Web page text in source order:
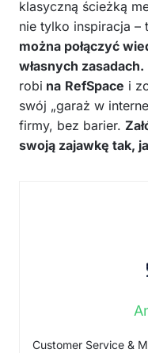
klasyczną ścieżką
nie tylko inspiracja –
można połączyć
własnych zasadach.
robi na RefSpace i
swój „garaż w
firmy, bez barier.
swoją zajawkę tak,
Customer Service &